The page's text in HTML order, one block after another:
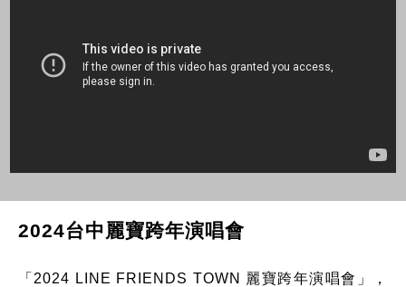
2024台中麗寶跨年演唱會
「2024 LINE FRIENDS TOWN 麗寶跨年演唱會」，